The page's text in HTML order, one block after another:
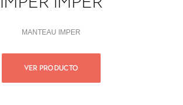
MANTEAU IMPER
VER PRODUCTO